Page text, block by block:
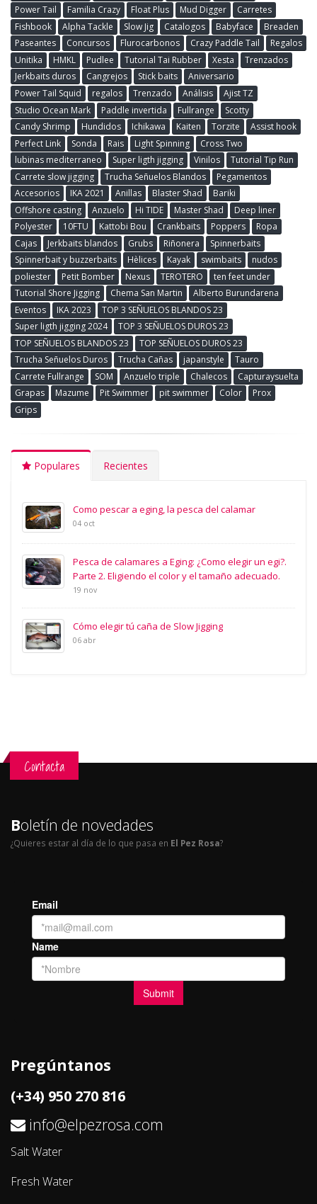
Power Tail
Familia Crazy Float Plus Mud Digger
Carretes
Fishbook
Alpha Tackle Slow Jig Catalogos Babyface
Breaden
Paseantes
Concursos Flurocarbonos Crazy Paddle Tail
Regalos
Unitika
HMKL Pudlee Tutorial Tai Rubber Xesta
Trenzados
Jerkbaits duros
Cangrejos Stick baits
Aniversario
Power Tail Squid
regalos Trenzado Análisis
Ajist TZ
Studio Ocean Mark
Paddle invertida Fullrange
Scotty
Candy Shrimp
Hundidos Ichikawa Kaiten Torzite
Assist hook
Perfect Link
Sonda Rais Light Spinning
Cross Two
lubinas mediterraneo
Super ligth jigging Vinilos
Tutorial Tip Run
Carrete slow jigging
Trucha Señuelos Blandos
Pegamentos
Accesorios
IKA 2021 Anillas Blaster Shad
Bariki
Offshore casting
Anzuelo Hi TIDE Master Shad
Deep liner
Polyester
10FTU Kattobi Bou Crankbaits Poppers
Ropa
Cajas
Jerkbaits blandos Grubs Riñonera
Spinnerbaits
Spinnerbait y buzzerbaits
Hèlices Kayak swimbaits
nudos
poliester
Petit Bomber Nexus TEROTERO
ten feet under
Tutorial Shore Jigging
Chema San Martin
Alberto Burundarena
Eventos
IKA 2023
TOP 3 SEÑUELOS BLANDOS 23
Super ligth jigging 2024
TOP 3 SEÑUELOS DUROS 23
TOP SEÑUELOS BLANDOS 23
TOP SEÑUELOS DUROS 23
Trucha Señuelos Duros
Trucha Cañas japanstyle
Tauro
Carrete Fullrange
SOM Anzuelo triple Chalecos
Capturaysuelta
Grapas
Mazume Pit Swimmer pit swimmer Color
Prox
Grips
Populares Recientes
Como pescar a eging, la pesca del calamar
04 oct
Pesca de calamares a Eging: ¿Como elegir un egi?.
Parte 2. Eligiendo el color y el tamaño adecuado.
19 nov
Cómo elegir tú caña de Slow Jigging
06 abr
Contacta
Boletín de novedades
¿Quieres estar al día de lo que pasa en El Pez Rosa?
Pregúntanos
(+34) 950 270 816
info@elpezrosa.com
Salt Water
Fresh Water